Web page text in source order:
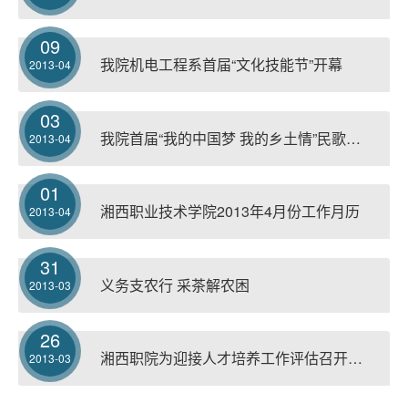
09
2013-04 我院机电工程系首届“文化技能节”开幕
03
2013-04 我院首届“我的中国梦 我的乡土情”民歌大赛圆满落幕
01
2013-04 湘西职业技术学院2013年4月份工作月历
31
2013-03 义务支农行 采茶解农困
26
2013-03 湘西职院为迎接人才培养工作评估召开动员会